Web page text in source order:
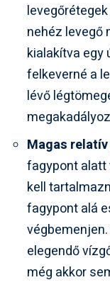
nehéz levegő
kialakítva egy
felkeverné a
lévő
Magas
fagypont alatt
kell
fagypont alá
elegendő
még akkor